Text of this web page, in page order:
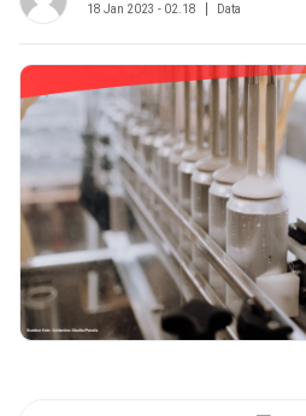
18 Jan 2023 - 02.18 Data